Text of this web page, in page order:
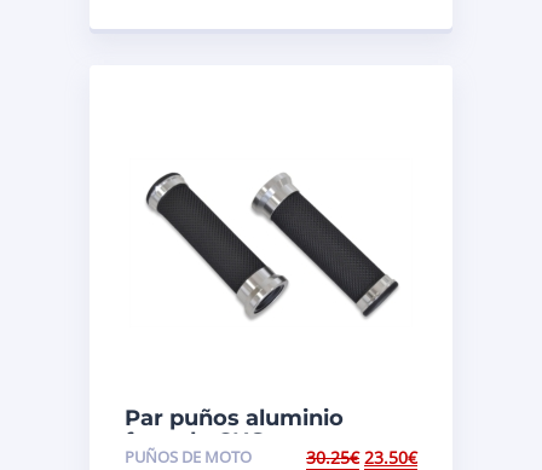
Par puños aluminio
fresado CNS.
PUÑOS DE MOTO 30.25€ 23.50€